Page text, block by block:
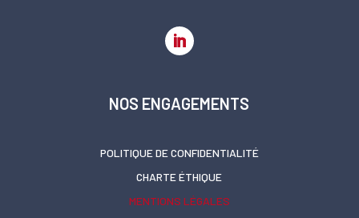
NOS ENGAGEMENTS
POLITIQUE DE CONFIDENTIALITÉ
CHARTE ÉTHIQUE
MENTIONS LÉGALES